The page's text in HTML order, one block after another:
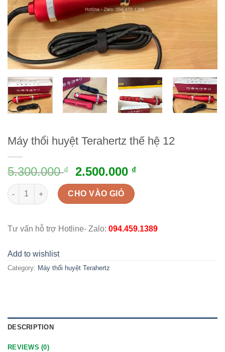
Máy thổi huyệt Terahertz thế hệ 12
5.300.000₫ 2.500.000 ₫
Máy thổi huyệt Terahertz thế hệ 12 quantity
CHO VÀO GIỎ
Tư vấn hỗ trợ Hotline- Zalo: 094.459.1389
Add to wishlist
Category: Máy thổi huyệt Terahertz
DESCRIPTION
REVIEWS (0)